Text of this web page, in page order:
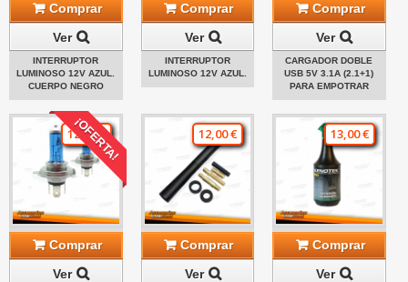
Comprar
Ver
INTERRUPTOR
LUMINOSO 12V AZUL.
CUERPO NEGRO
Comprar
Ver
INTERRUPTOR
LUMINOSO 12V AZUL.
Comprar
Ver
CARGADOR DOBLE
USB 5V 3.1A (2.1+1)
PARA EMPOTRAR
¡OFERTA!
12,00 €
Comprar
Ver
12,00 €
Comprar
Ver
13,00 €
Comprar
Ver